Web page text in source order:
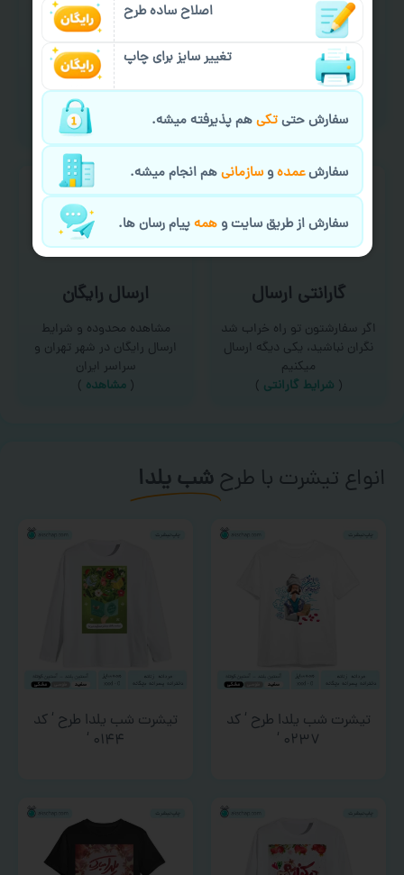
سفارش گیری آنلاین
امکان سفارش از طریق چت و
سایت با پشتیبانی آنلاین
چاپ عمده و فوری
برای درخواست خدمات چاپ
عمده و فوری با ما تماس
بگیرید
تماس با ما)
گارانتی ارسال
اگر سفارشتون تو راه خراب شد
نگران نباشید، یکی دیگه ارسال
میکنیم
( شرایط گارانتی )
ارسال رایگان
مشاهده محدوده و شرایط
ارسال رایگان در شهر تهران و
سراسر ایران
(مشاهده )
انواع تیشرت با طرحشب یلدا
تیشرت شب یلدا طرح ‘ کد
۰۲۳۷ ‘
تیشرت شب یلدا طرح ‘ کد
۰۱۴۴ ‘
اصلاح ساده طرح
تغییر سایز برای چاپ
سفارش حتیتکیهم پذیرفته میشه.
سفارشعمدهوسازمانیهم انجام میشه.
سفارش از طریق سایت وهمهپیام رسان ها.